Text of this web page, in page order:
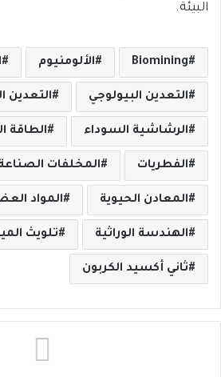
البيئة.
Biomining الألومنيوم
التعدين البيولوجي التعدين
الرشاشية السوداء الطاقة
الفطريات المخلفات
المعادن الحيوية المواد
الهندسة الوراثية تلويث
ثاني أكسيد الكربون